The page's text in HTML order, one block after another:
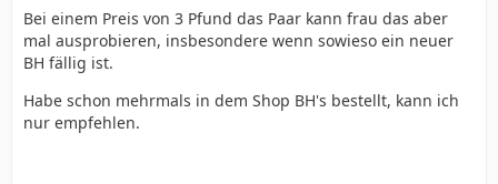
Bei einem Preis von 3 Pfund das Paar kann frau das aber
mal ausprobieren, insbesondere wenn sowieso ein neuer
BH fällig ist.
Habe schon mehrmals in dem Shop BH's bestellt, kann ich
nur empfehlen.